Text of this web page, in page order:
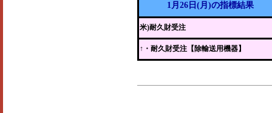
1月26日(月)の指標結果
米)耐久財受注
↑ ・耐久財受注【除輸送用機器】